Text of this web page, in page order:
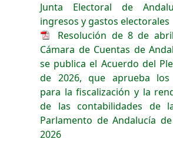
Junta Electoral de
ingresos y gastos electorales
Resolución de 8 de
Cámara de Cuentas de
se publica el Acuerdo del
de 2026, que aprueba los
para la fiscalización y la
de las contabilidades de
Parlamento de Andalucía
2026